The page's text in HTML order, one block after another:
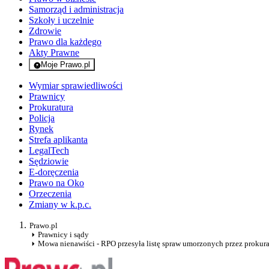
Samorząd i administracja
Szkoły i uczelnie
Zdrowie
Prawo dla każdego
Akty Prawne
Moje Prawo.pl
- rejestracja i logowanie do serwisu
Wymiar sprawiedliwości
Prawnicy
Prokuratura
Policja
Rynek
Strefa aplikanta
LegalTech
Sędziowie
E-doręczenia
Prawo na Oko
Orzeczenia
Zmiany w k.p.c.
Prawo.pl
Prawnicy i sądy
Mowa nienawiści - RPO przesyła listę spraw umorzonych przez